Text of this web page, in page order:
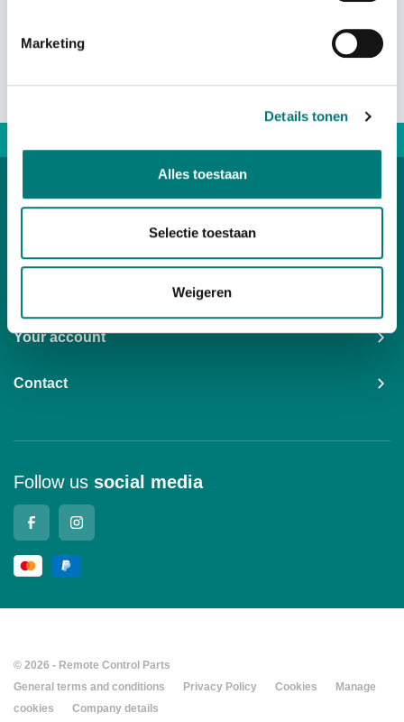
Marketing
Details tonen
Alles toestaan
Selectie toestaan
Weigeren
Categories
Customer Service
Your account
Contact
Follow us social media
© 2026 - Remote Control Parts
General terms and conditions
Privacy Policy Cookies
Manage
cookies
Company details